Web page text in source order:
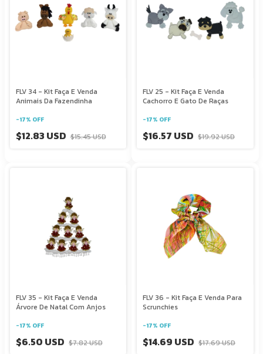
FLV 34 - Kit Faça E Venda
Animais Da Fazendinha
-17% OFF
$12.83 USD $15.45 USD
FLV 25 - Kit Faça E Venda
Cachorro E Gato De Raças
-17% OFF
$16.57 USD $19.92 USD
FLV 35 - Kit Faça E Venda
Árvore De Natal Com Anjos
-17% OFF
$6.50 USD $7.82 USD
FLV 36 - Kit Faça E Venda Para
Scrunchies
-17% OFF
$14.69 USD $17.69 USD